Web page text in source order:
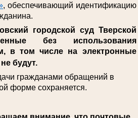
, обеспечивающий идентификацию
городской суд Тверской
без использования
в том числе на электронные
будут.
гражданами обращений в
форме сохраняется.